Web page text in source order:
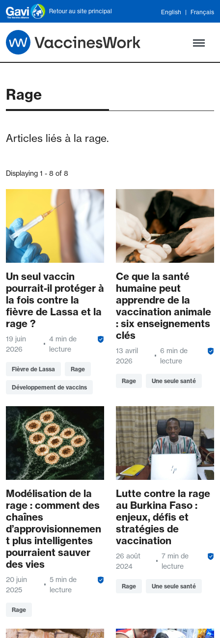
Skip to main content
Retour au site principal English Français
Rage
Articles liés à la rage.
Displaying 1 - 8 of 8
Un seul vaccin
pourrait-il protéger à
la fois contre la
fièvre de Lassa et la
rage ?
19 juin
2026
4 min de
lecture
Fièvre de Lassa Rage
Développement de vaccins
Ce que la santé
humaine peut
apprendre de la
vaccination animale
: six enseignements
clés
13 avril
2026
6 min de
lecture
Rage Une seule santé
Modélisation de la
rage : comment des
chaînes
d’approvisionnemen
t plus intelligentes
pourraient sauver
des vies
20 juin
2025
5 min de
lecture
Rage
Lutte contre la rage
au Burkina Faso :
enjeux, défis et
stratégies de
vaccination
26 août
2024
7 min de
lecture
Rage Une seule santé